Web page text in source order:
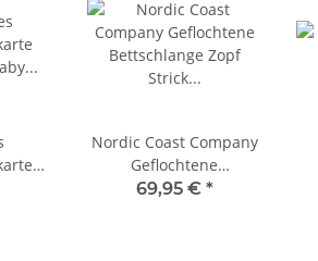
Nordic Coast Company
Geflochtene
Bettschlange Zopf
69,95 € *